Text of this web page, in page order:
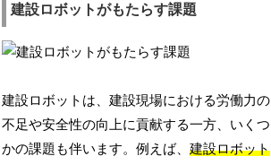
建設ロボットがもたらす課題
建設ロボットは、建設現場における労働力の
不足や安全性の向上に貢献する一方、いくつ
かの課題も伴います。例えば、建設ロボット